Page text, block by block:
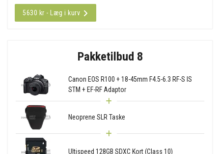
5630 kr - Læg i kurv
Pakketilbud 8
Canon EOS R100 + 18-45mm F4.5-6.3 RF-S IS
STM + EF-RF Adaptor
Neoprene SLR Taske
Ultispeed 128GB SDXC Kort (Class 10)